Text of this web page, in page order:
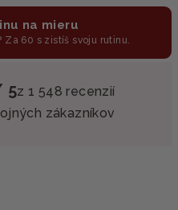
na mieru
60 s zistíš svoju rutinu.
5z 1 548 recenzií
zákazníkov